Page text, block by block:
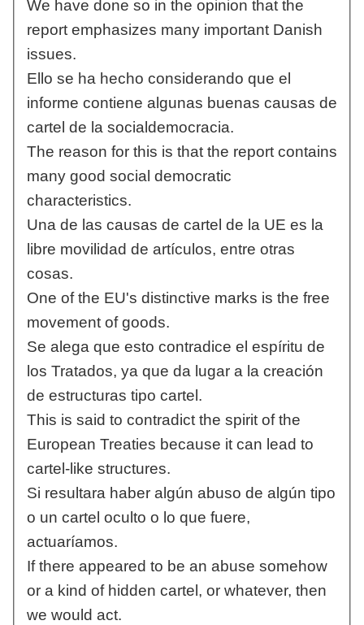
We have done so in the opinion that the
report emphasizes many important Danish
issues.
Ello se ha hecho considerando que el
informe contiene algunas buenas causas de
cartel de la socialdemocracia.
The reason for this is that the report contains
many good social democratic
characteristics.
Una de las causas de cartel de la UE es la
libre movilidad de artículos, entre otras
cosas.
One of the EU's distinctive marks is the free
movement of goods.
Se alega que esto contradice el espíritu de
los Tratados, ya que da lugar a la creación
de estructuras tipo cartel.
This is said to contradict the spirit of the
European Treaties because it can lead to
cartel-like structures.
Si resultara haber algún abuso de algún tipo
o un cartel oculto o lo que fuere,
actuaríamos.
If there appeared to be an abuse somehow
or a kind of hidden cartel, or whatever, then
we would act.